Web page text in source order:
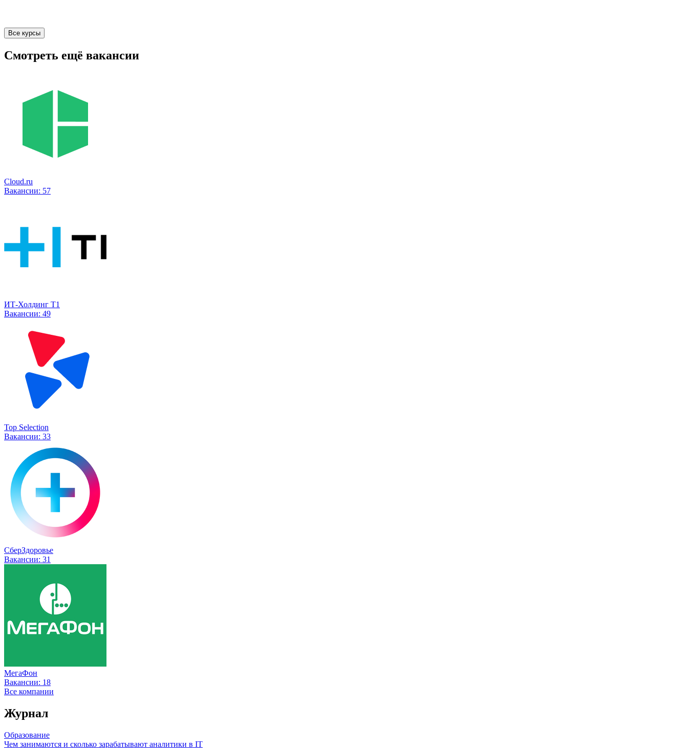
Все курсы
Смотреть ещё вакансии
Cloud.ru
Вакансии: 57
ИТ-Холдинг Т1
Вакансии: 49
Top Selection
Вакансии: 33
СберЗдоровье
Вакансии: 31
МегаФон
Вакансии: 18
Все компании
Журнал
Образование
Чем занимаются и сколько зарабатывают аналитики в IT